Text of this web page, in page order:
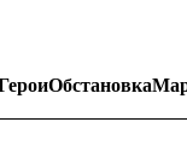
Обстановка